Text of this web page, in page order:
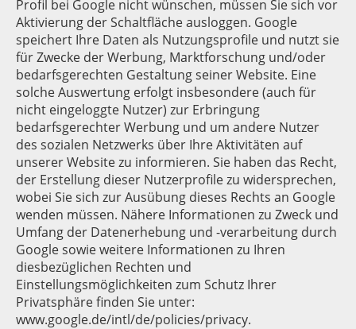
Profil bei Google nicht wünschen, müssen Sie sich vor
Aktivierung der Schaltfläche ausloggen. Google
speichert Ihre Daten als Nutzungsprofile und nutzt sie
für Zwecke der Werbung, Marktforschung und/oder
bedarfsgerechten Gestaltung seiner Website. Eine
solche Auswertung erfolgt insbesondere (auch für
nicht eingeloggte Nutzer) zur Erbringung
bedarfsgerechter Werbung und um andere Nutzer
des sozialen Netzwerks über Ihre Aktivitäten auf
unserer Website zu informieren. Sie haben das Recht,
der Erstellung dieser Nutzerprofile zu widersprechen,
wobei Sie sich zur Ausübung dieses Rechts an Google
wenden müssen. Nähere Informationen zu Zweck und
Umfang der Datenerhebung und -verarbeitung durch
Google sowie weitere Informationen zu Ihren
diesbezüglichen Rechten und
Einstellungsmöglichkeiten zum Schutz Ihrer
Privatsphäre finden Sie unter:
www.google.de/intl/de/policies/privacy.